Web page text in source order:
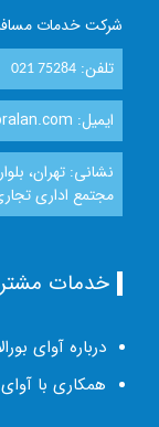
شرکت خدمات
تلفن:021 75284
ایمیل: info@booralan.com
نشانی: تهران،
مجتمع اداری
خدمات
درباره آوای
همکاری با آوای